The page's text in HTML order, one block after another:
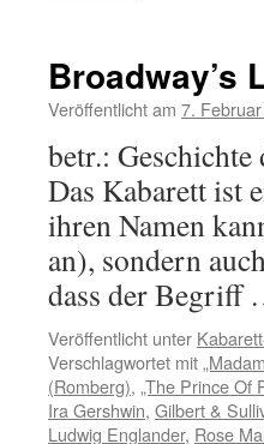
Broadway’s
Veröffentlicht am 7.
betr.:
Das Kabarett ist
ihren Namen
an), sondern
dass der Begriff
Veröffentlicht unter
Verschlagwortet mit
(Romberg), „The Prince Of
Ira Gershwin, Gilbert &
Ludwig Englander, Rose